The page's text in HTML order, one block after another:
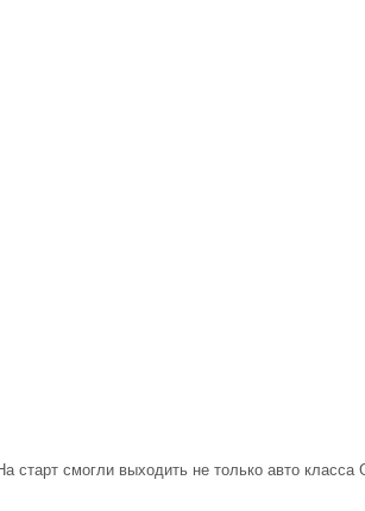
старт смогли выходить не только авто